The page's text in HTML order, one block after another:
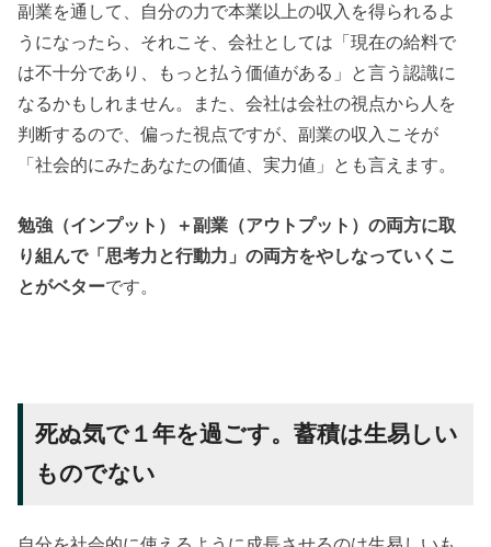
副業を通して、自分の力で本業以上の収入を得られるよ
うになったら、それこそ、会社としては「現在の給料で
は不十分であり、もっと払う価値がある」と言う認識に
なるかもしれません。また、会社は会社の視点から人を
判断するので、偏った視点ですが、副業の収入こそが
「社会的にみたあなたの価値、実力値」とも言えます。
勉強（インプット）＋副業（アウトプット）の両方に取
り組んで「思考力と行動力」の両方をやしなっていくこ
とがベターです。
死ぬ気で１年を過ごす。蓄積は生易しい
ものでない